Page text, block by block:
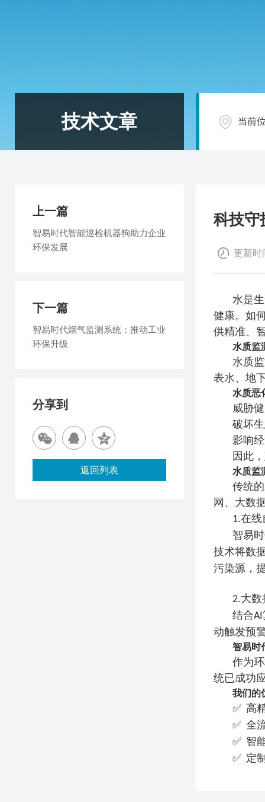
技术文章 当前
科技守
更新时
水是
健康。如
供精准、
水质监
水质
表水、地
水质恶
威胁
破坏
影响
因此
水质监
传统
网、大数
1.在线
智易
技术将数
污染源，
2.大数
结合AI
动触发预
智易时
作为
统已成功
我们的
✅ 高
✅ 全
✅ 智
✅ 定
上一篇
智易时代智能巡检机器狗助力企业
环保发展
下一篇
智易时代烟气监测系统：推动工业
环保升级
分享到
返回列表